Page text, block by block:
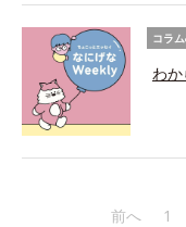
コラ
わ
前へ 1